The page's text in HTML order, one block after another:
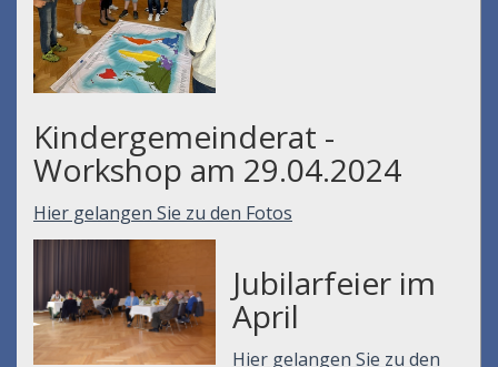
Kindergemeinderat -
Workshop am 29.04.2024
Hier gelangen Sie zu den Fotos
Jubilarfeier im
April
Hier gelangen Sie zu den